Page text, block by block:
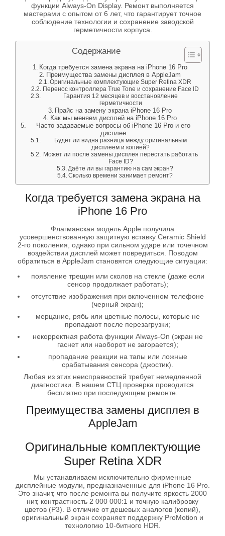
функции Always-On Display. Ремонт выполняется
мастерами с опытом от 6 лет, что гарантирует точное
соблюдение технологии и сохранение заводской
герметичности корпуса.
Содержание
Когда требуется замена экрана на iPhone 16 Pro
Преимущества замены дисплея в AppleJam
Оригинальные комплектующие Super Retina XDR
Перенос контроллера True Tone и сохранение Face ID
Гарантия 12 месяцев и восстановление
герметичности
Прайс на замену экрана iPhone 16 Pro
Как мы меняем дисплей на iPhone 16 Pro
Часто задаваемые вопросы об iPhone 16 Pro и его
дисплее
Будет ли видна разница между оригинальным
дисплеем и копией?
Может ли после замены дисплея перестать работать
Face ID?
Даёте ли вы гарантию на сам экран?
Сколько времени занимает ремонт?
Когда требуется замена экрана на
iPhone 16 Pro
Флагманская модель Apple получила
усовершенствованную защитную вставку Ceramic Shield
2‑го поколения, однако при сильном ударе или точечном
воздействии дисплей может повредиться. Поводом
обратиться в AppleJam становятся следующие ситуации:
появление трещин или сколов на стекле (даже если
сенсор продолжает работать);
отсутствие изображения при включенном телефоне
(черный экран);
мерцание, рябь или цветные полосы, которые не
пропадают после перезагрузки;
некорректная работа функции Always-On (экран не
гаснет или наоборот не загорается);
пропадание реакции на тапы или ложные
срабатывания сенсора (джостик).
Любая из этих неисправностей требует немедленной
диагностики. В нашем СТЦ проверка проводится
бесплатно при последующем ремонте.
Преимущества замены дисплея в
AppleJam
Оригинальные комплектующие
Super Retina XDR
Мы устанавливаем исключительно фирменные
дисплейные модули, предназначенные для iPhone 16 Pro.
Это значит, что после ремонта вы получите яркость 2000
нит, контрастность 2 000 000:1 и точную калибровку
цветов (P3). В отличие от дешевых аналогов (копий),
оригинальный экран сохраняет поддержку ProMotion и
технологию 10-битного HDR.